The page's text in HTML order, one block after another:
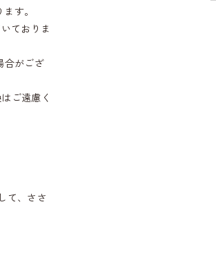
す。
ておりま
合がござ
ご遠慮く
て、ささ